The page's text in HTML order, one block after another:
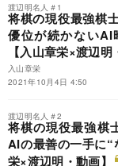
渡辺明名人＃1
将棋の現役最強棋
優位が続かないAI
【入山章栄×渡辺明
入山章栄
2021年10月4日 4:50
渡辺明名人＃2
将棋の現役最強棋
AIの最善の一手に
栄×渡辺明・動画】